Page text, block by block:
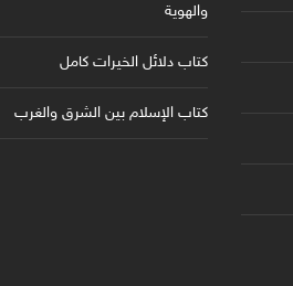
والهوية
كتاب دلائل الخيرات كامل
كتاب الإسلام بين الشرق والغرب